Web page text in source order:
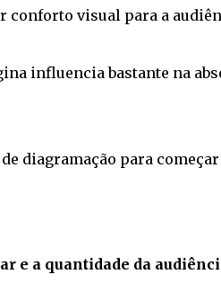
conforto visual para a
influencia bastante na
diagramação para
e a quantidade da